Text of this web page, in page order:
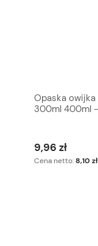
Opaska
300ml 400ml
9,96 zł
Cena netto:8,10 zł